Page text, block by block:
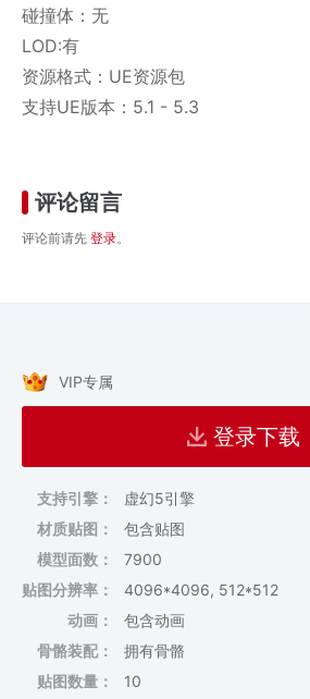
碰撞体：无
LOD:有
资源格式：UE资源包
支持UE版本：5.1 - 5.3
评论留言
评论前请先 登录。
VIP专属
登录下载
支持引擎：
虚幻5引擎
材质贴图：
包含贴图
模型面数：
7900
贴图分辨率：
4096*4096, 512*512
动画：
包含动画
骨骼装配：
拥有骨骼
贴图数量：
10